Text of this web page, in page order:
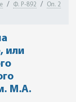
Ф. Р-892 Оп. 2
или
М.А.